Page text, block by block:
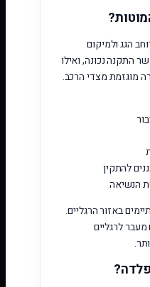
הגג ולמיקום
התקנה נכונה, ואילו
מוגזמת מצדי הרכב.
להתקין
הנשיאה
באזור הרגליים.
לרגליים
פלדה?